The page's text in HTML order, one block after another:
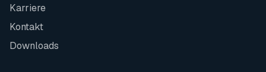
Karriere
Kontakt
Downloads